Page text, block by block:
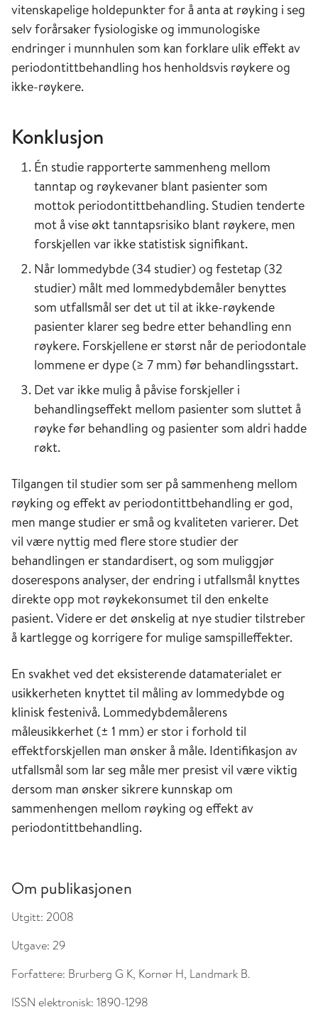
vitenskapelige holdepunkter for å anta at røyking i seg
selv forårsaker fysiologiske og immunologiske
endringer i munnhulen som kan forklare ulik effekt av
periodontittbehandling hos henholdsvis røykere og
ikke-røykere.
Konklusjon
Én studie rapporterte sammenheng mellom
tanntap og røykevaner blant pasienter som
mottok periodontittbehandling. Studien tenderte
mot å vise økt tanntapsrisiko blant røykere, men
forskjellen var ikke statistisk signifikant.
Når lommedybde (34 studier) og festetap (32
studier) målt med lommedybdemåler benyttes
som utfallsmål ser det ut til at ikke-røykende
pasienter klarer seg bedre etter behandling enn
røykere. Forskjellene er størst når de periodontale
lommene er dype (≥ 7 mm) før behandlingsstart.
Det var ikke mulig å påvise forskjeller i
behandlingseffekt mellom pasienter som sluttet å
røyke før behandling og pasienter som aldri hadde
røkt.
Tilgangen til studier som ser på sammenheng mellom
røyking og effekt av periodontittbehandling er god,
men mange studier er små og kvaliteten varierer. Det
vil være nyttig med flere store studier der
behandlingen er standardisert, og som muliggjør
doserespons analyser, der endring i utfallsmål knyttes
direkte opp mot røykekonsumet til den enkelte
pasient. Videre er det ønskelig at nye studier tilstreber
å kartlegge og korrigere for mulige samspilleffekter.
En svakhet ved det eksisterende datamaterialet er
usikkerheten knyttet til måling av lommedybde og
klinisk festenivå. Lommedybdemålerens
måleusikkerhet (± 1 mm) er stor i forhold til
effektforskjellen man ønsker å måle. Identifikasjon av
utfallsmål som lar seg måle mer presist vil være viktig
dersom man ønsker sikrere kunnskap om
sammenhengen mellom røyking og effekt av
periodontittbehandling.
Om publikasjonen
Utgitt: 2008
Utgave: 29
Forfattere: Brurberg G K, Kornør H, Landmark B.
ISSN elektronisk: 1890-1298